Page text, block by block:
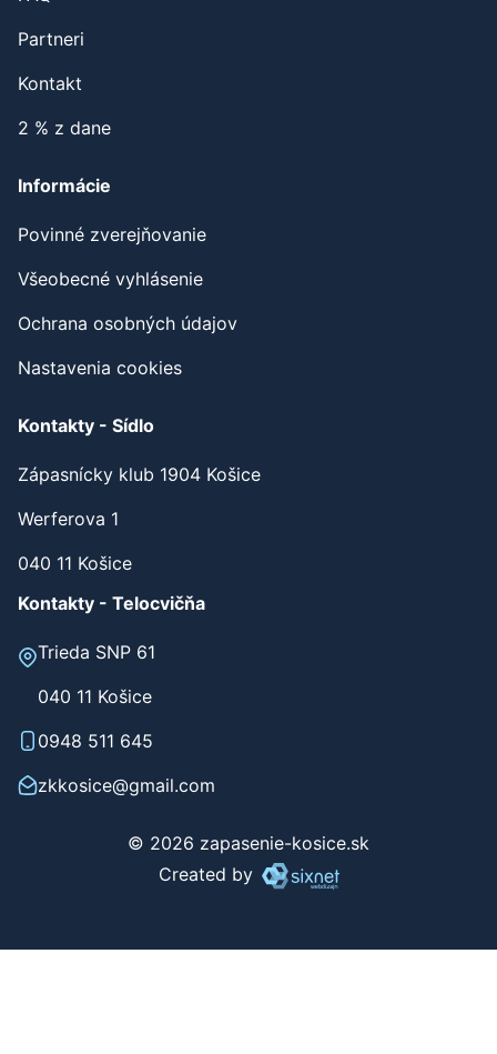
FAQ
Partneri
Kontakt
2 % z dane
Informácie
Povinné zverejňovanie
Všeobecné vyhlásenie
Ochrana osobných údajov
Nastavenia cookies
Kontakty - Sídlo
Zápasnícky klub 1904 Košice
Werferova 1
040 11 Košice
Kontakty - Telocvičňa
Trieda SNP 61
040 11 Košice
0948 511 645
zkkosice@gmail.com
© 2026 zapasenie-kosice.sk